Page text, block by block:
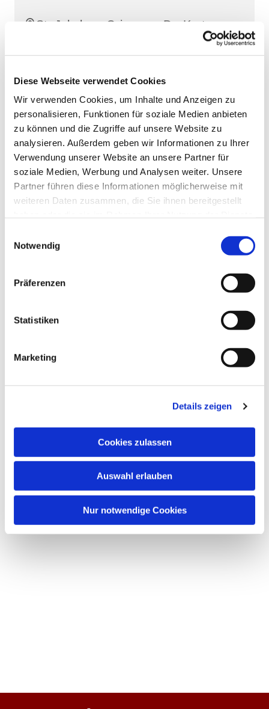
Diese Webseite verwendet Cookies
Wir verwenden Cookies, um Inhalte und Anzeigen zu
personalisieren, Funktionen für soziale Medien anbieten
zu können und die Zugriffe auf unsere Website zu
analysieren. Außerdem geben wir Informationen zu Ihrer
Verwendung unserer Website an unsere Partner für
soziale Medien, Werbung und Analysen weiter. Unsere
Partner führen diese Informationen möglicherweise mit
weiteren Daten zusammen, die Sie ihnen bereitgestellt
Notwendig
Präferenzen
Statistiken
Marketing
Details zeigen
Cookies zulassen
Auswahl erlauben
Nur notwendige Cookies
St. Jakobus, Grimmen, Dr.-Kurt-
Fischer-Straße 1, 18507 Grimmen